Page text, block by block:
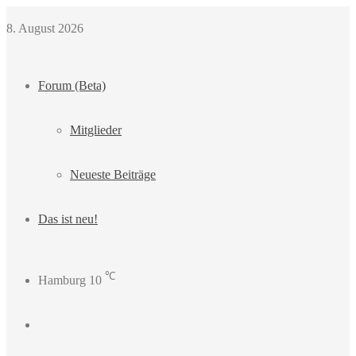
8. August 2026
Forum (Beta)
Mitglieder
Neueste Beiträge
Das ist neu!
Hamburg 10 ℃